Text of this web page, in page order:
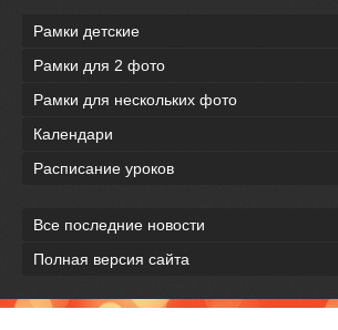
Рамки детские
Рамки для 2 фото
Рамки для нескольких фото
Календари
Расписание уроков
Все последние новости
Полная версия сайта